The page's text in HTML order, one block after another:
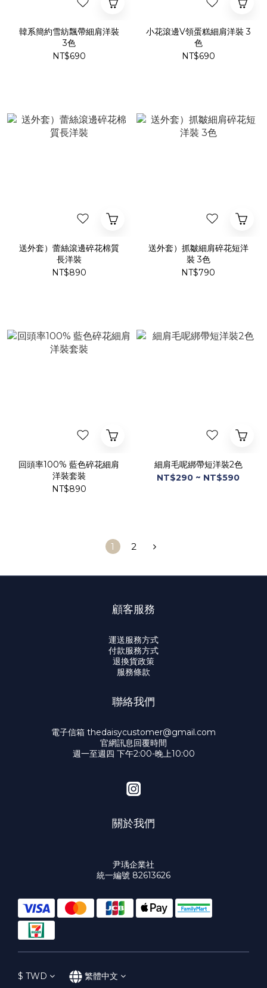
韓系簡約雪紡飄帶細肩洋裝
3色
NT$690
小花滾邊V領蛋糕細肩洋裝 3
色
NT$690
送外套）蕾絲滾邊碎花棉質
長洋裝
NT$890
送外套）抓皺細肩碎花短洋
裝 3色
NT$790
回頭率100% 藍色碎花細肩
洋裝套裝
NT$890
細肩毛呢綁帶短洋裝2色
NT$290 ~ NT$590
1 2
顧客服務
運送服務方式
付款服務方式
退換貨政策
服務條款
聯絡我們
電子信箱 thedaisycustomer@gmail.com
官網訊息回覆時間
週一至週四 下午2:00-晚上10:00
關於我們
尹瑀企業社
統一編號 82613626
$ TWD 繁體中文